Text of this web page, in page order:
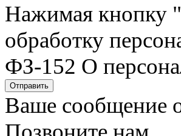
Нажимая кнопку
обработку
ФЗ-152 О
Отправить
Ваше сообщение